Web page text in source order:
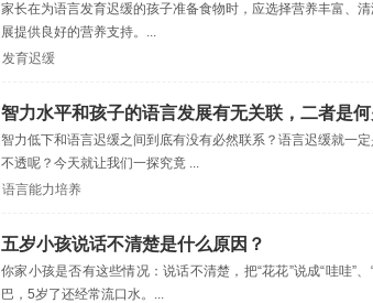
家长在为语言发育迟缓的孩子准备食物时，应选择营养丰富、
展提供良好的营养支持。...
发育迟缓
智力水平和孩子的语言发展有无关联，二者是何
智力低下和语言迟缓之间到底有没有必然联系？语言迟缓就一
不透呢？今天就让我们一探究竟 ...
语言能力培养
五岁小孩说话不清楚是什么原因？
你家小孩是否有这些情况：说话不清楚，把“花花”说成“哇哇”
巴，5岁了还经常流口水。...